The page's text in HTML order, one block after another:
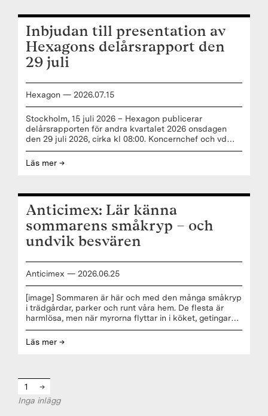
och ljudsändning Analytiker och media inbjuds att
delta i en telefonkonferens kl. 9.30 där Securitas
VD och koncernchef Magnus Ahlqvist och
Inbjudan till presentation av
Hexagons delårsrapport den
29 juli
Hexagon — 2026.07.15
Stockholm, 15 juli 2026 – Hexagon publicerar
delårsrapporten för andra kvartalet 2026 onsdagen
den 29 juli 2026, cirka kl 08:00. Koncernchef och vd
Anders Svensson och finanschef Enrique Patrickson
presenterar resultatet under en direktsänd
Telefonkonferens: För att delta i telefonkonferensen
och frågestunden, vänligen registrera
dig här (https://register-conf.media-
server.com/register/
Läs mer →
Anticimex: Lär känna
sommarens småkryp – och
undvik besvären
Anticimex — 2026.06.25
[image] Sommaren är här och med den många småkryp
i trädgårdar, parker och runt våra hem. De flesta är
harmlösa, men när myrorna flyttar in i köket, getingarna
surrar runt fikabordet eller fruktflugorna tar över
fruktskålen kan de snabbt bli mindre uppskattade. Nu
varmare ökar aktiviteten bland insekter och andra
småkryp. De flesta är helt harmlösa och gör stor nytta i
naturen, som pollinering och nedbrytning. Samtidigt är
Läs mer →
1
→
Inga inlägg